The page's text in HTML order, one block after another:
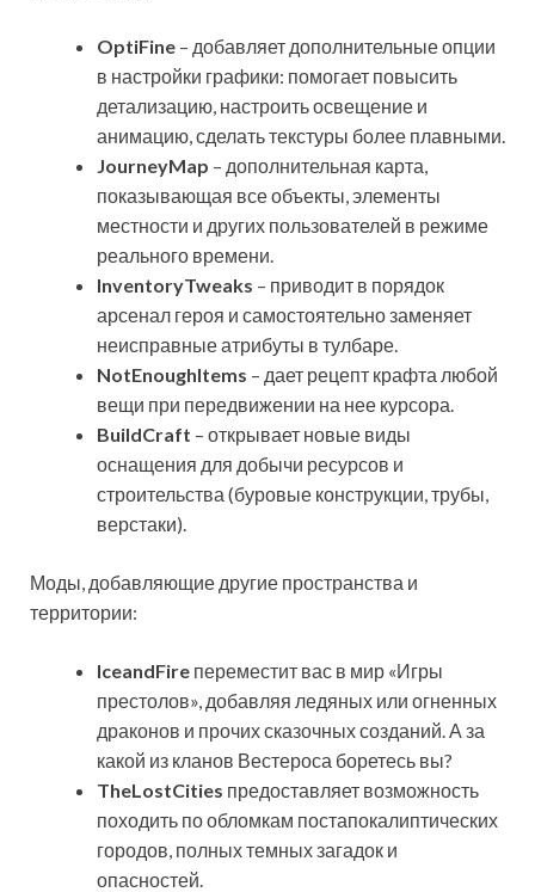
OptiFine – добавляет дополнительные опции
в настройки графики: помогает повысить
детализацию, настроить освещение и
анимацию, сделать текстуры более плавными.
JourneyMap – дополнительная карта,
показывающая все объекты, элементы
местности и других пользователей в режиме
реального времени.
InventoryTweaks – приводит в порядок
арсенал героя и самостоятельно заменяет
неисправные атрибуты в тулбаре.
NotEnoughItems – дает рецепт крафта любой
вещи при передвижении на нее курсора.
BuildCraft – открывает новые виды
оснащения для добычи ресурсов и
строительства (буровые конструкции, трубы,
верстаки).
Моды, добавляющие другие пространства и
территории:
IceandFire переместит вас в мир «Игры
престолов», добавляя ледяных или огненных
драконов и прочих сказочных созданий. А за
какой из кланов Вестероса боретесь вы?
TheLostCities предоставляет возможность
походить по обломкам постапокалиптических
городов, полных темных загадок и
опасностей.